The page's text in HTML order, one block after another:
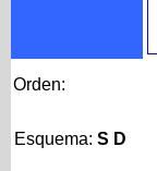
Orden:
Esquema: S D